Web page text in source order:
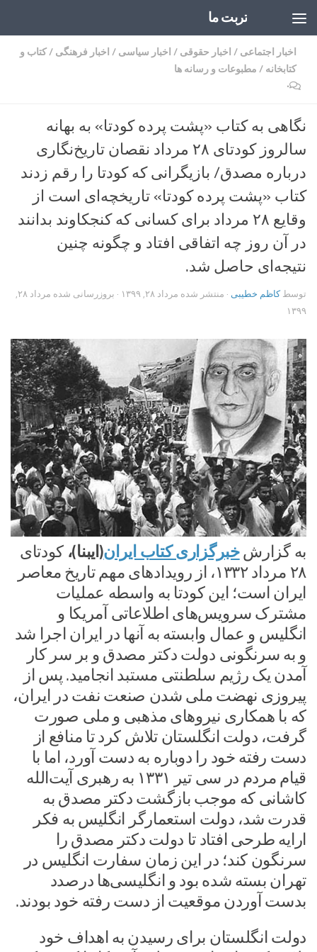
تربت ما
اخبار اجتماعی / اخبار حقوقی / اخبار سیاسی / اخبار فرهنگی /کتاب و
کتابخانه / مطبوعات و رسانه ها
۰
نگاهی به کتاب «پشت پرده کودتا» به بهانه
سالروز کودتای ۲۸ مرداد نقصان تاریخ‌نگاری
درباره مصدق/ بازیگرانی که کودتا را رقم زدند
کتاب «پشت پرده کودتا» تاریخچه‌ای است از
وقایع ۲۸ مرداد برای کسانی که کنجکاوند بدانند
در آن روز چه اتفاقی افتاد و چگونه چنین
نتیجه‌ای حاصل شد.
توسطکاظم خطیبی · منتشر شده مرداد ۲۸, ۱۳۹۹ · بروزرسانی شده
مرداد ۲۸,
۱۳۹۹
به گزارشخبرگزاری کتاب ایران(ایبنا)، کودتای
۲۸ مرداد ۱۳۳۲، از رویدادهای مهم تاریخ معاصر
ایران است؛ این کودتا به واسطه عملیات
مشترک سرویس‌های اطلاعاتی آمریکا و
انگلیس و عمال وابسته به آنها در ایران اجرا شد
و به سرنگونی دولت دکتر مصدق و بر سر کار
آمدن یک رژیم سلطنتی مستبد انجامید. پس از
پیروزی نهضت ملی شدن صنعت نفت در ایران،
که با همکاری نیروهای مذهبی و ملی صورت
گرفت، دولت انگلستان تلاش کرد تا منافع از
دست رفته خود را دوباره به دست آورد، اما با
قیام مردم در سی تیر ۱۳۳۱ به رهبری آیت‌الله
کاشانی که موجب بازگشت دکتر مصدق به
قدرت شد، دولت استعمارگر انگلیس به فکر
ارایه طرحی افتاد تا دولت دکتر مصدق را
سرنگون کند؛ در این زمان سفارت انگلیس در
تهران بسته شده بود و انگلیسی‌ها درصدد
بدست آوردن موقعیت از دست رفته خود بودند.
دولت انگلستان برای رسیدن به اهداف خود